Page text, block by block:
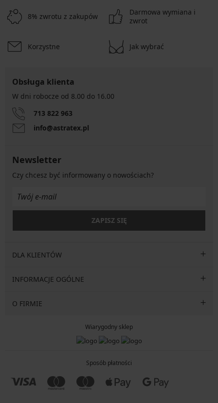
8% zwrotu z zakupów
Darmowa wymiana i
zwrot
Korzystne Jak wybrać
Obsługa klienta
W dni robocze od 8.00 do 16.00
713 822 963
info@astratex.pl
Newsletter
Czy chcesz być informowany o nowościach?
ZAPISZ SIĘ
DLA KLIENTÓW
INFORMACJE OGÓLNE
O FIRMIE
Wiarygodny sklep
Sposób płatności